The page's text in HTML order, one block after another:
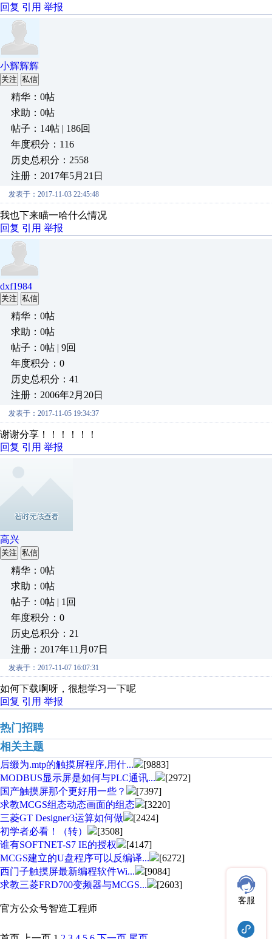
回复 引用 举报
小辉辉辉
关注 私信
精华：0帖
求助：0帖
帖子：14帖 | 186回
年度积分：116
历史总积分：2558
注册：2017年5月21日
发表于：2017-11-03 22:45:48
我也下来瞄一哈什么情况
回复 引用 举报
dxf1984
关注 私信
精华：0帖
求助：0帖
帖子：0帖 | 9回
年度积分：0
历史总积分：41
注册：2006年2月20日
发表于：2017-11-05 19:34:37
谢谢分享！！！！！！
回复 引用 举报
高兴
关注 私信
精华：0帖
求助：0帖
帖子：0帖 | 1回
年度积分：0
历史总积分：21
注册：2017年11月07日
发表于：2017-11-07 16:07:31
如何下载啊呀，很想学习一下呢
回复 引用 举报
热门招聘
相关主题
后缀为.mtp的触摸屏程序,用什...
[9883]
MODBUS显示屏是如何与PLC通讯...
[2972]
国产触摸屏那个更好用一些？
[7397]
求教MCGS组态动态画面的组态
[3220]
三菱GT Designer3运算如何做
[2424]
初学者必看！（转）
[3508]
谁有SOFTNET-S7 IE的授权
[4147]
MCGS建立的U盘程序可以反编译...
[6272]
西门子触摸屏最新编程软件Wi...
[9084]
求教三菱FRD700变频器与MCGS...
[2603]
官方公众号智造工程师
客服